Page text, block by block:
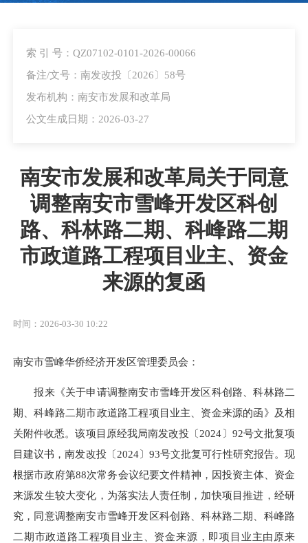
索 引 号：QZ07102-0101-2026-00066
备注/文号：南发改投〔2026〕58号
发布机构：南安市发展和改革局
公文生成日期：2026-03-27
南安市发展和改革局关于同意
调整南安市雪峰开发区科创
路、科林路二期、科峰路二期
市政道路工程项目业主、资金
来源的复函
时间：2026-03-30 10:22
南安市雪峰华侨经济开发区管理委员会：
报来《关于申请调整南安市雪峰开发区科创路、科林路二
期、科峰路二期市政道路工程项目业主、资金来源的函》及相
关附件收悉。该项目原经我局南发改投〔2024〕92号文批复项
目建议书，南发改投〔2024〕93号文批复可行性研究报告。现
根据市政府第88次常务会议纪要文件精神，因投资主体、资金
来源发生较大变化，为落实法人责任制，加快项目推进，经研
究，同意调整南安市雪峰开发区科创路、科林路二期、科峰路
二期市政道路工程项目业主、资金来源，即项目业主由原来